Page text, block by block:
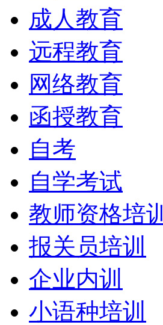
成人教育
远程教育
网络教育
函授教育
自考
自学考试
教师资格培训
报关员培训
企业内训
小语种培训